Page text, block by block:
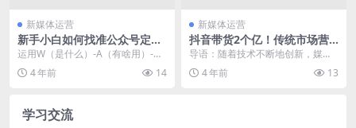
新媒体运营
新手小白如何找准公众号定
位？带你系统学习账号定位
运用W（是什么）-A（有啥用）-W
（为什么）-H（怎么做）-E（结
果）思维模型，...
4 年前 14
新媒体运营
抖音带货2个亿！传统市场营
销人该如何破局？
导语：随着技术不断地创新，媒介
也在不断的升级，各种新鲜的事物
层出不穷，这也为市场...
4 年前 13
学习交流